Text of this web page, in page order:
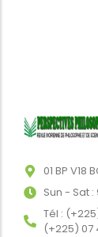
01 BP V18
Sun - Sat :
Tél :
(+225) 07